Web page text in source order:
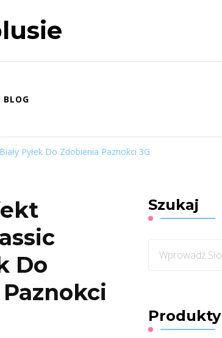
BLOG
Pyłek Do Zdobienia Paznokci 3G
Do
Szukaj
Szukasz
Produkty